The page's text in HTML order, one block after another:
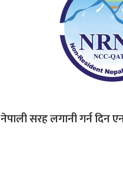
नेपाली सरह लगानी गर्न दिन